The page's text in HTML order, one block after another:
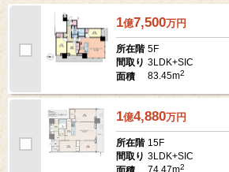
1億7,500万円
所在階 5F
間取り 3LDK+SIC
面積
83.45m2
1億4,880万円
所在階 15F
間取り 3LDK+SIC
2